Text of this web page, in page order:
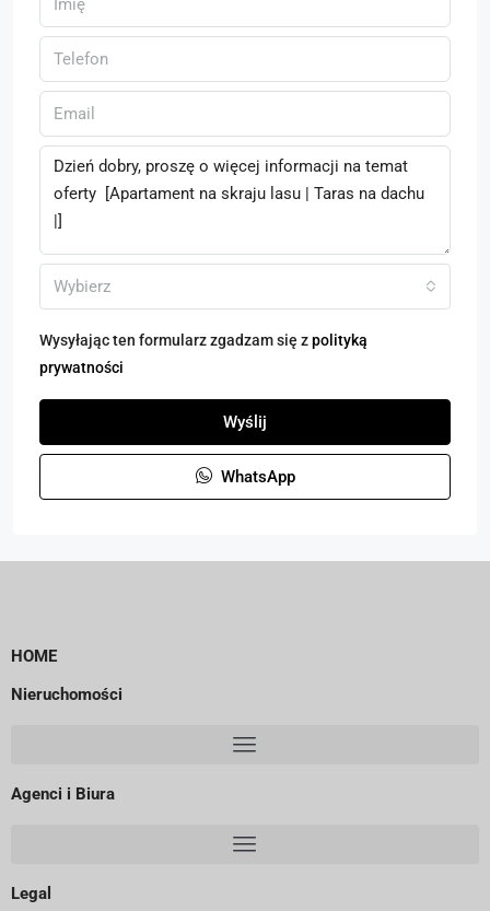
Wybierz
Wysyłając ten formularz zgadzam się zpolityką
prywatności
Wyślij
WhatsApp
HOME
Nieruchomości
Agenci i Biura
Legal